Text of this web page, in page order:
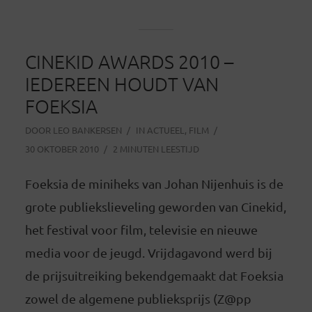
CINEKID AWARDS 2010 –
IEDEREEN HOUDT VAN
FOEKSIA
DOOR LEO BANKERSEN IN ACTUEEL , FILM
30 OKTOBER 2010
2 MINUTEN LEESTIJD
Foeksia de miniheks van Johan Nijenhuis is de
grote publiekslieveling geworden van Cinekid,
het festival voor film, televisie en nieuwe
media voor de jeugd. Vrijdagavond werd bij
de prijsuitreiking bekendgemaakt dat Foeksia
zowel de algemene publieksprijs (Z@pp